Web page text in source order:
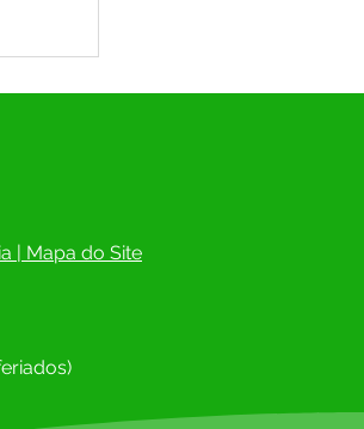
a
| Mapa do Site